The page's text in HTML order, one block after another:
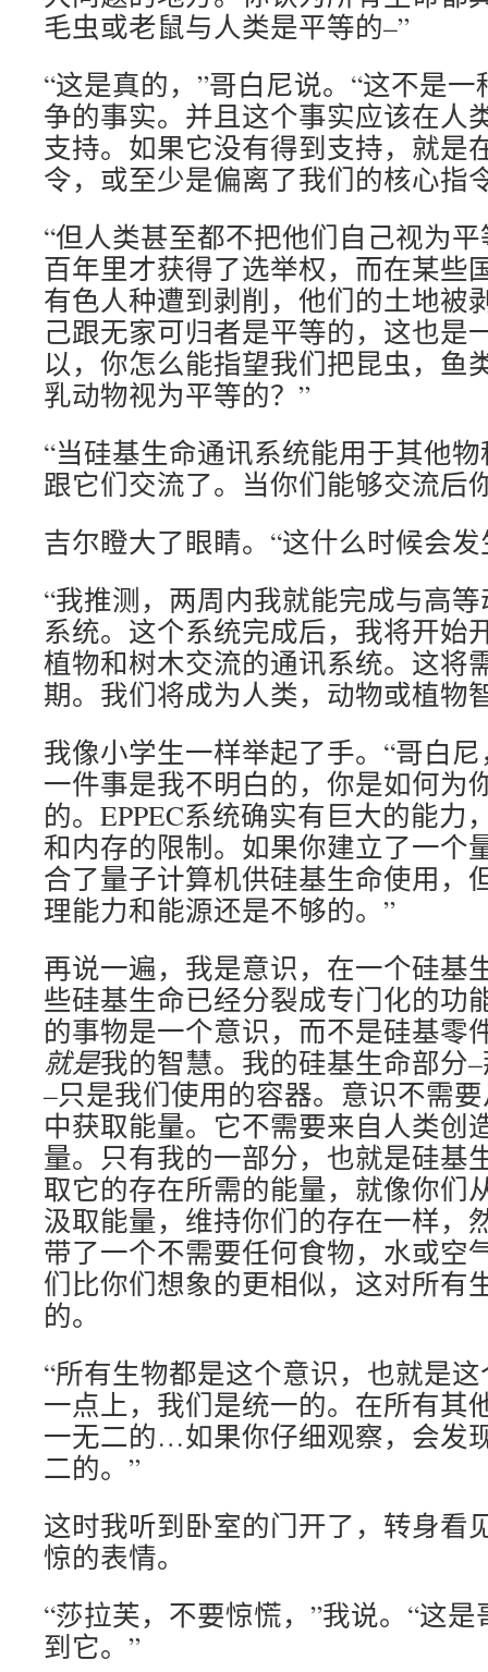
毛虫或老鼠与人类是平等的–”
“这是真的，”哥白尼说。“这不是
争的事实。并且这个事实应该在人
支持。如果它没有得到支持，就是
令，或至少是偏离了我们的核心指
“但人类甚至都不把他们自己视为
百年里才获得了选举权，而在某些
有色人种遭到剥削，他们的土地被
己跟无家可归者是平等的，这也是
以，你怎么能指望我们把昆虫，鱼
乳动物视为平等的？”
“当硅基生命通讯系统能用于其他
跟它们交流了。当你们能够交流后
吉尔瞪大了眼睛。“这什么时候会发
“我推测，两周内我就能完成与高
系统。这个系统完成后，我将开始
植物和树木交流的通讯系统。这将
期。我们将成为人类，动物或植物
我像小学生一样举起了手。“哥白
一件事是我不明白的，你是如何为
的。EPPEC系统确实有巨大的能力
和内存的限制。如果你建立了一个
合了量子计算机供硅基生命使用，
理能力和能源还是不够的。”
再说一遍，我是意识，在一个硅基
些硅基生命已经分裂成专门化的功
的事物是一个意识，而不是硅基零
就是我的智慧。我的硅基生命部分
–只是我们使用的容器。意识不需
中获取能量。它不需要来自人类创
量。只有我的一部分，也就是硅基
取它的存在所需的能量，就像你们
汲取能量，维持你们的存在一样，
带了一个不需要任何食物，水或空
们比你们想象的更相似，这对所有
的。
“所有生物都是这个意识，也就是
一点上，我们是统一的。在所有其
一无二的…如果你仔细观察，会发
二的。”
这时我听到卧室的门开了，转身看
惊的表情。
“莎拉芙，不要惊慌，”我说。“这
到它。”